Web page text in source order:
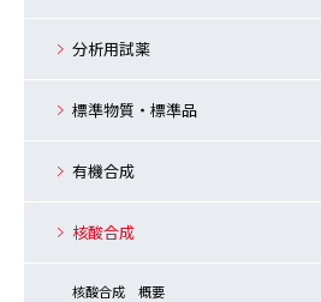
分析用試薬
標準物質・標準品
有機合成
核酸合成
核酸合成 概要